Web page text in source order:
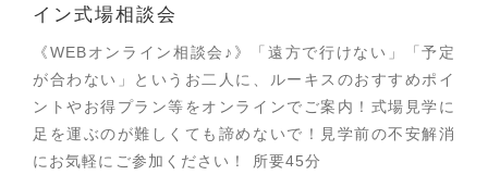
イン式場相談会
《WEBオンライン相談会♪》「遠方で行けない」「予定
が合わない」というお二人に、ルーキスのおすすめポイ
ントやお得プラン等をオンラインでご案内！式場見学に
足を運ぶのが難しくても諦めないで！見学前の不安解消
にお気軽にご参加ください！ 所要45分